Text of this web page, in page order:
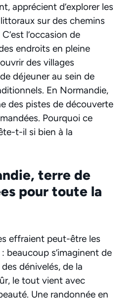
apprécient d’explorer les
sur des chemins
l’occasion de
endroits en pleine
des villages
déjeuner au sein de
En Normandie,
des pistes de découverte
Pourquoi ce
t-il si bien à la
terre de
pour toute la
effraient peut-être les
beaucoup s’imaginent de
dénivelés, de la
le tout vient avec
Une randonnée en